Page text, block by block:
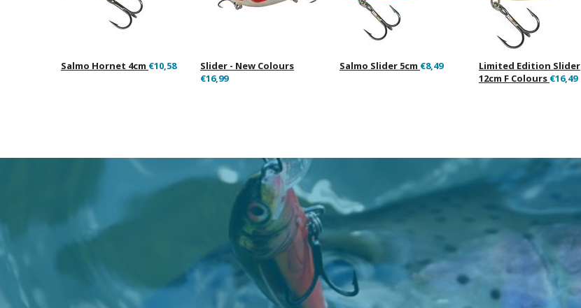
Salmo Hornet 4cm €10,58
Slider - New Colours
€16,99
Salmo Slider 5cm €8,49
Limited Edition Slider
12cm F Colours €16,49